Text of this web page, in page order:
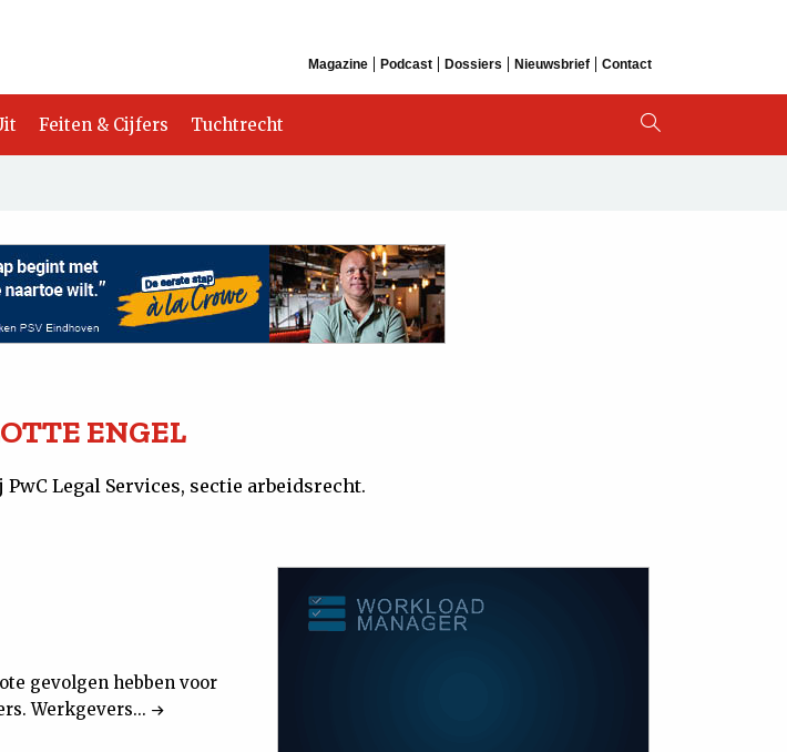
Magazine Podcast Dossiers Nieuwsbrief Contact
Feiten & Cijfers Tuchtrecht
ENGEL
Legal Services, sectie arbeidsrecht.
gevolgen hebben voor
Werkgevers...